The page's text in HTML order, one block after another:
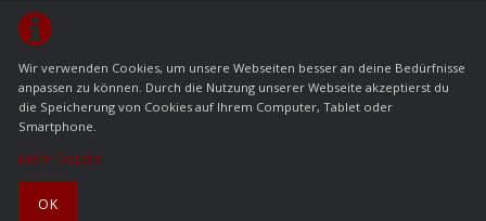
Wir verwenden Cookies, um unsere Webseiten besser an deine Bedürfnisse
anpassen zu können. Durch die Nutzung unserer Webseite akzeptierst du
die Speicherung von Cookies auf Ihrem Computer, Tablet oder
Smartphone.
Mehr Details
OK